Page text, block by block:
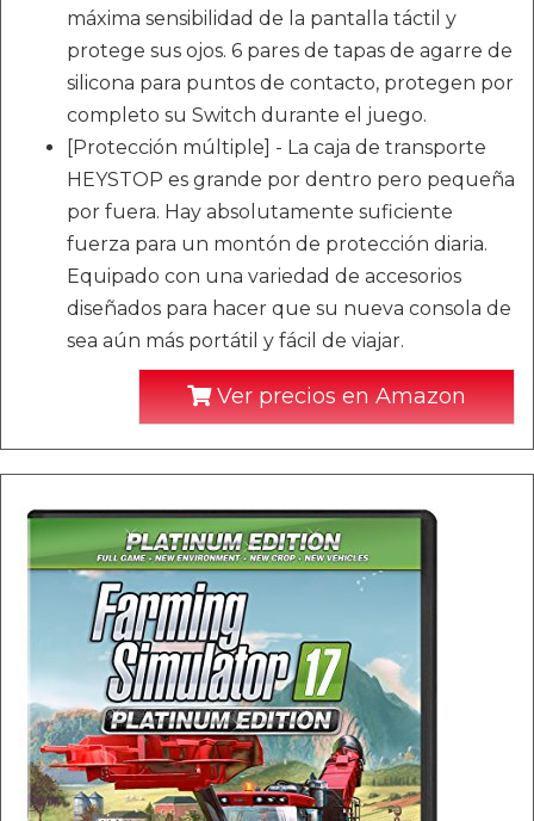
máxima sensibilidad de la pantalla táctil y
protege sus ojos. 6 pares de tapas de agarre de
silicona para puntos de contacto, protegen por
completo su Switch durante el juego.
[Protección múltiple] - La caja de transporte
HEYSTOP es grande por dentro pero pequeña
por fuera. Hay absolutamente suficiente
fuerza para un montón de protección diaria.
Equipado con una variedad de accesorios
diseñados para hacer que su nueva consola de
sea aún más portátil y fácil de viajar.
Ver precios en Amazon